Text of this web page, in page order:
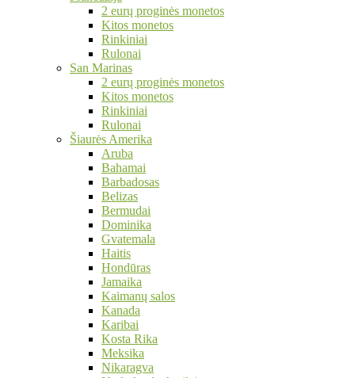
2 eurų proginės monetos
Kitos monetos
Rinkiniai
Rulonai
San Marinas
2 eurų proginės monetos
Kitos monetos
Rinkiniai
Rulonai
Šiaurės Amerika
Aruba
Bahamai
Barbadosas
Belizas
Bermudai
Dominika
Gvatemala
Haitis
Hondūras
Jamaika
Kaimanų salos
Kanada
Karibai
Kosta Rika
Meksika
Nikaragva